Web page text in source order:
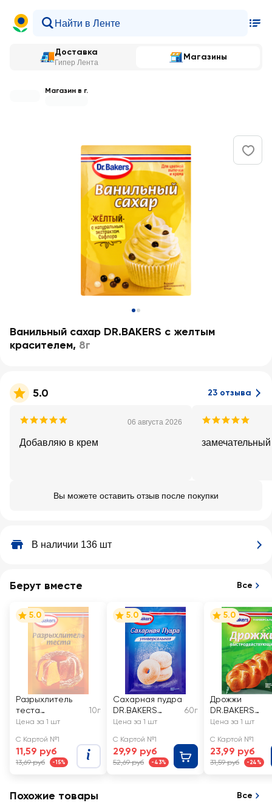
Доставка
Гипер Лента
Магазины
Магазин в г.
Ванильный сахар DR.BAKERS с желтым
красителем, 8г
5.0 23 отзыва
06 августа 2026
Добавляю в крем
Вы можете оставить отзыв после покупки
В наличии 136 шт
Берут вместе Все
5.0
Разрыхлитель
теста
DR.BAKERS
10г
Цена за 1 шт
С Картой №1
11,59 руб
13,69 руб -15%
5.0
Сахарная пудра
DR.BAKERS
универсальная
60г
Цена за 1 шт
С Картой №1
29,99 руб
52,69 руб -43%
5.0
Дрожжи
DR.BAKERS
Цена за 1 шт
С Картой №1
23,99 руб
31,59 руб -24%
Похожие товары Все